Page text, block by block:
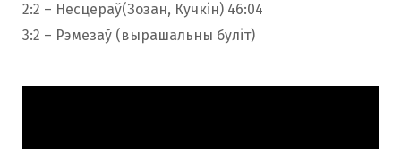
2:2 – Несцераў(Зозан, Кучкiн) 46:04
3:2 – Рэмезаў (вырашальны булiт)